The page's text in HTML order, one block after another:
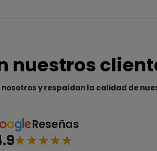
nuestros
y respaldan la calidad de
Reseñas
★★★★★